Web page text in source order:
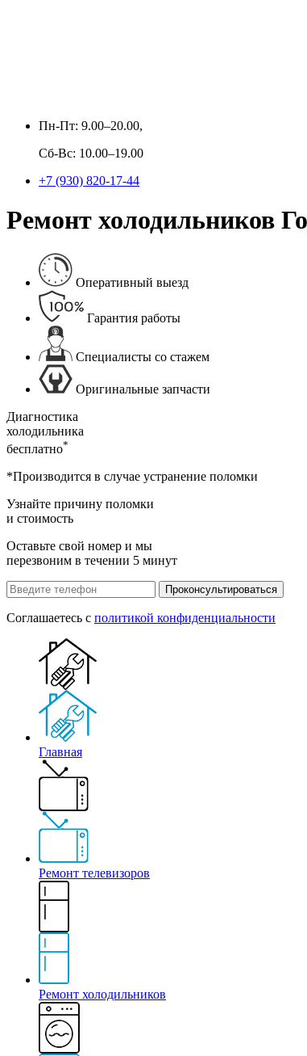
Пн-Пт: 9.00–20.00,
Сб-Вс: 10.00–19.00
+7 (930) 820-17-44
Ремонт холодильников
Оперативный выезд
Гарантия работы
Специалисты со стажем
Оригинальные запчасти
Диагностика
холодильника
бесплатно*
*Производится в случае устранение поломки
Узнайте причину поломки
и стоимость
Оставьте свой номер и мы
перезвоним в течении 5 минут
Проконсультироваться
Соглашаетесь с политикой конфиденциальности
Главная
Ремонт телевизоров
Ремонт холодильников